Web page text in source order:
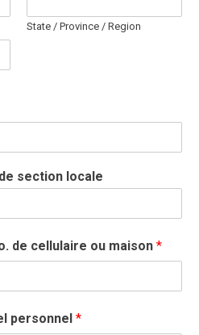
State / Province / Region
section locale
de cellulaire ou maison *
personnel *